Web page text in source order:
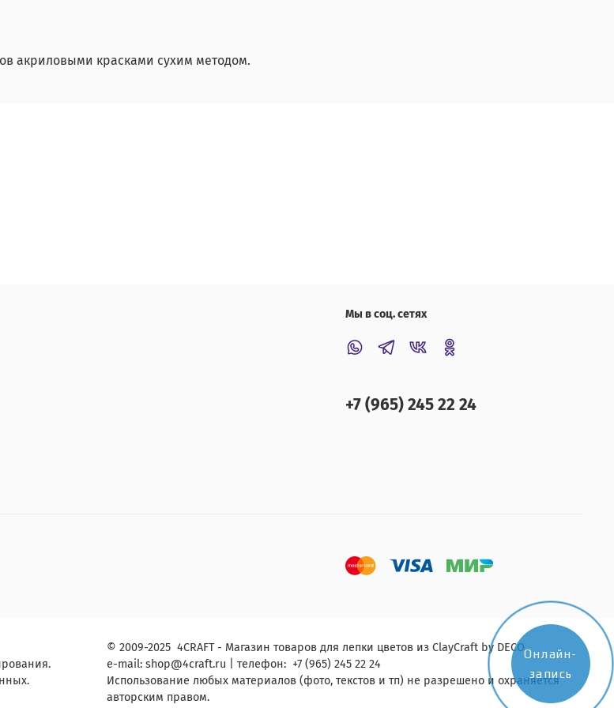
акриловыми красками сухим методом.
Мы в соц. сетях
+7 (965) 245 22 24
© 2009-2025 4CRAFT - Магазин товаров для лепки цветов из ClayCraft by DECO.
e-mail: shop@4craft.ru | телефон: +7 (965) 245 22 24
Использование любых материалов (фото, текстов и тп) не разрешено и охраняется
авторским правом.
Онлайн-
запись